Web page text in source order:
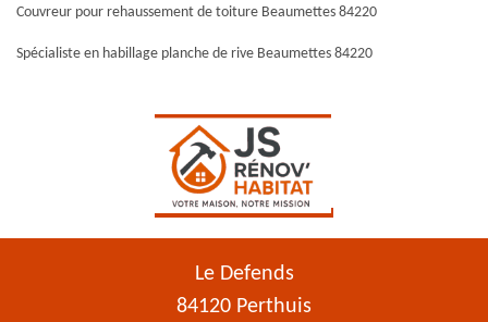
Couvreur pour rehaussement de toiture Beaumettes 84220
Spécialiste en habillage planche de rive Beaumettes 84220
Le Defends
84120 Perthuis